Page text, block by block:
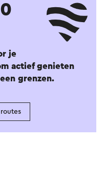
je
actief genieten
grenzen.